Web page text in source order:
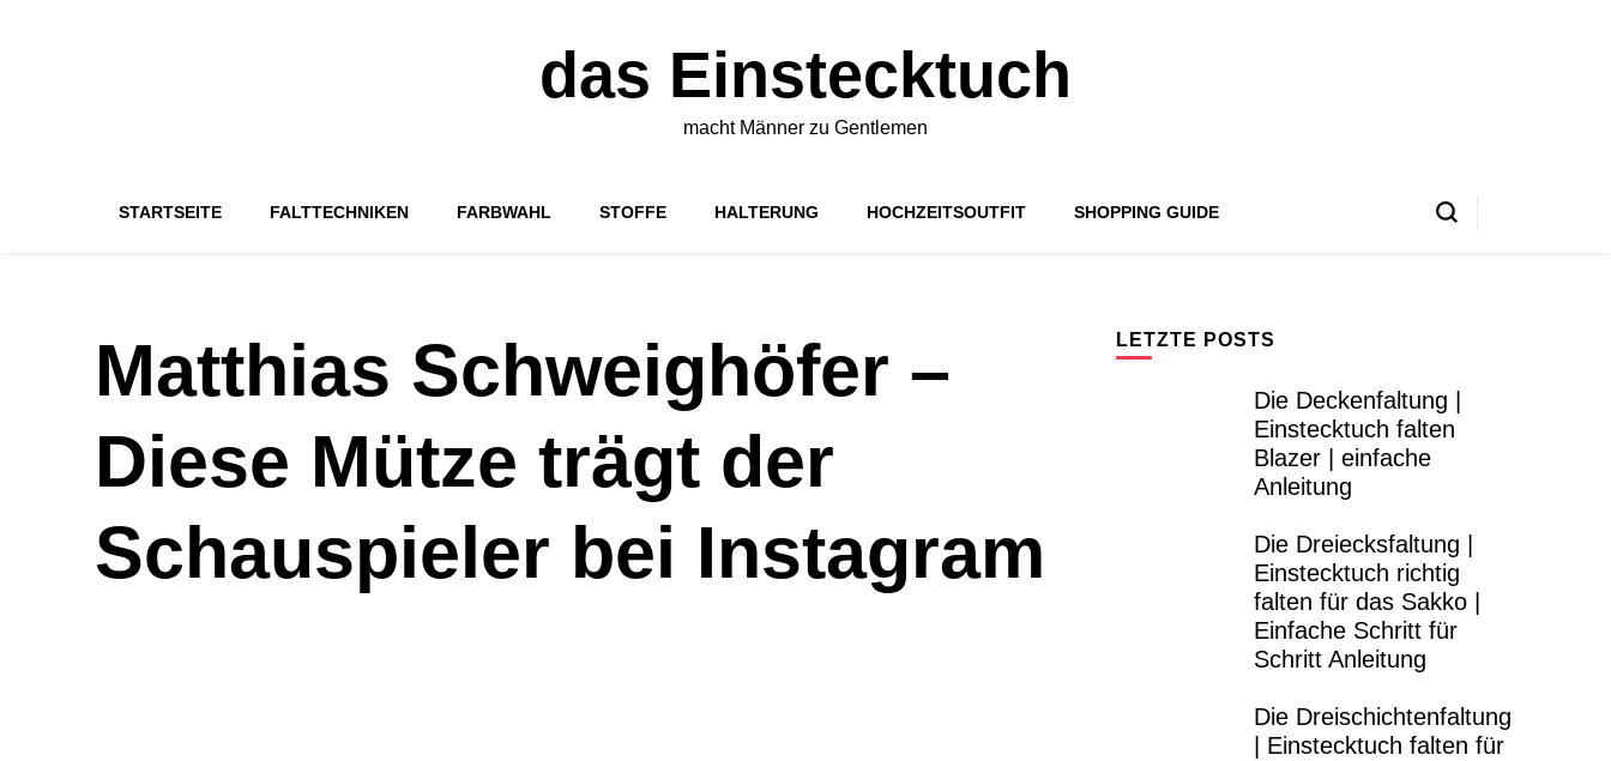
das Einstecktuch
macht Männer zu Gentlemen
STARTSEITE FALTTECHNIKEN FARBWAHL STOFFE HALTERUNG HOCHZEITSOUTFIT SHOPPING GUIDE
Matthias Schweighöfer –
Diese Mütze trägt der
Schauspieler bei Instagram
LETZTE POSTS
Die Deckenfaltung |
Einstecktuch falten
Blazer | einfache
Anleitung
Die Dreiecksfaltung |
Einstecktuch richtig
falten für das Sakko |
Einfache Schritt für
Schritt Anleitung
Die Dreischichtenfaltung
| Einstecktuch falten für